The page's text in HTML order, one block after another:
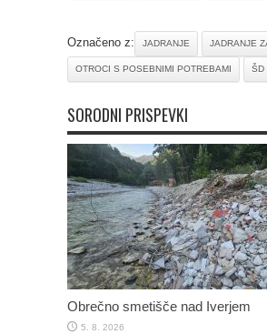
Označeno z: JADRANJE JADRANJE
OTROCI S POSEBNIMI POTREBAMI ŠD
SORODNI PRISPEVKI
Obrečno smetišče nad Iverjem
5. 8. 2026